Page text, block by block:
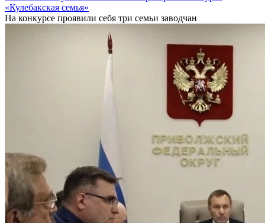
«Кулебакская семья»
На конкурсе проявили себя три семьи заводчан